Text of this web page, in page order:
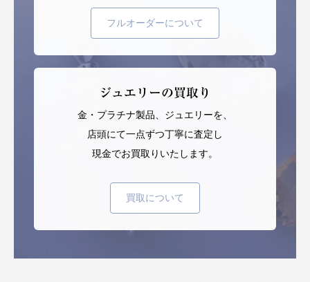
フルオーダーについて
ジュエリーの買取り
金・プラチナ製品、ジュエリーを、
店頭にて一点ずつ丁寧に査定し
現金でお買取りいたします。
買取について